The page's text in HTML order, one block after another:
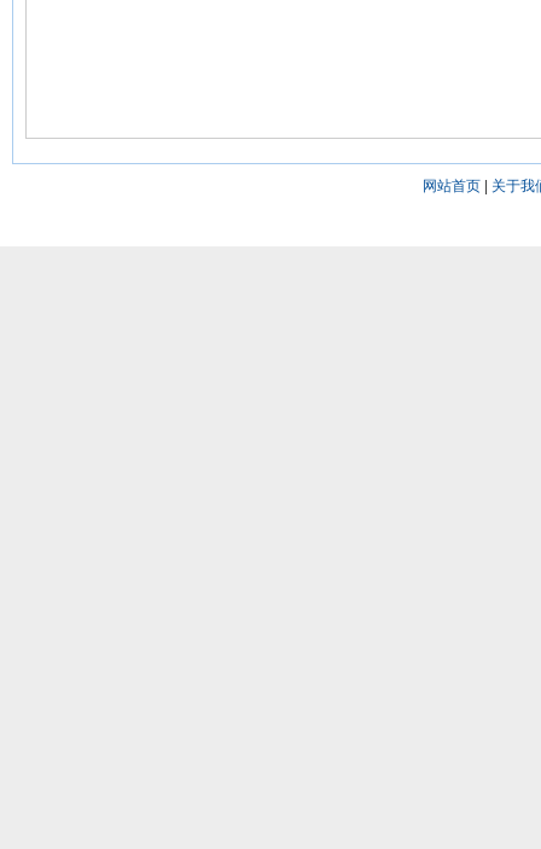
网站首页| 关于我